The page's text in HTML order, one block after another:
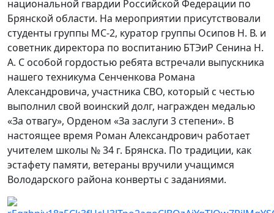
национальной гвардии Российской Федерации по
Брянской области. На мероприятии присутствовали
студенты группы МС-2, куратор группы Осипов Н. В. и
советник директора по воспитанию БТЭиР Сенина Н.
А. С особой гордостью ребята встречали выпускника
нашего техникума Сенченкова Романа
Александровича, участника СВО, который с честью
выполнил свой воинский долг, награжден медалью
«За отвагу», Орденом «За заслуги 3 степени». В
настоящее время Роман Александрович работает
учителем школы № 34 г. Брянска. По традиции, как
эстафету памяти, ветераны вручили учащимся
Володарского района конверты с заданиями.